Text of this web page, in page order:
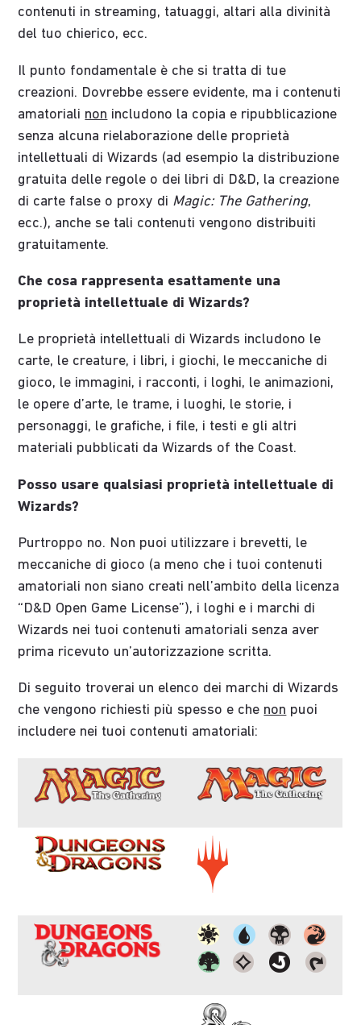
contenuti in streaming, tatuaggi, altari alla divinità
del tuo chierico, ecc.
Il punto fondamentale è che si tratta di tue
creazioni. Dovrebbe essere evidente, ma i contenuti
amatoriali non includono la copia e ripubblicazione
senza alcuna rielaborazione delle proprietà
intellettuali di Wizards (ad esempio la distribuzione
gratuita delle regole o dei libri di D&D, la creazione
di carte false o proxy di Magic: The Gathering,
ecc.), anche se tali contenuti vengono distribuiti
gratuitamente.
Che cosa rappresenta esattamente una
proprietà intellettuale di Wizards?
Le proprietà intellettuali di Wizards includono le
carte, le creature, i libri, i giochi, le meccaniche di
gioco, le immagini, i racconti, i loghi, le animazioni,
le opere d’arte, le trame, i luoghi, le storie, i
personaggi, le grafiche, i file, i testi e gli altri
materiali pubblicati da Wizards of the Coast.
Posso usare qualsiasi proprietà intellettuale di
Wizards?
Purtroppo no. Non puoi utilizzare i brevetti, le
meccaniche di gioco (a meno che i tuoi contenuti
amatoriali non siano creati nell’ambito della licenza
“D&D Open Game License”), i loghi e i marchi di
Wizards nei tuoi contenuti amatoriali senza aver
prima ricevuto un’autorizzazione scritta.
Di seguito troverai un elenco dei marchi di Wizards
che vengono richiesti più spesso e che non puoi
includere nei tuoi contenuti amatoriali: